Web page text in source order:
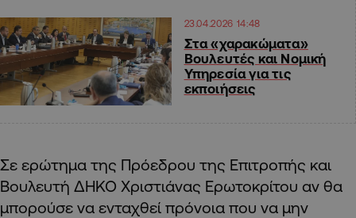
23.04.2026 14:48
Στα «χαρακώματα»
Βουλευτές και Νομική
Υπηρεσία για τις
εκποιήσεις
Σε ερώτημα της Πρόεδρου της Επιτροπής και
Βουλευτή ΔΗΚΟ Χριστιάνας Ερωτοκρίτου αν θα
μπορούσε να ενταχθεί πρόνοια που να μην